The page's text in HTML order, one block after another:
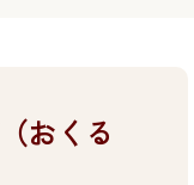
おくる